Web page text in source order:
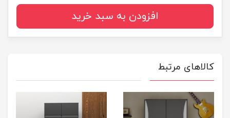
افزودن به سبد خرید
کالاهای مرتبط